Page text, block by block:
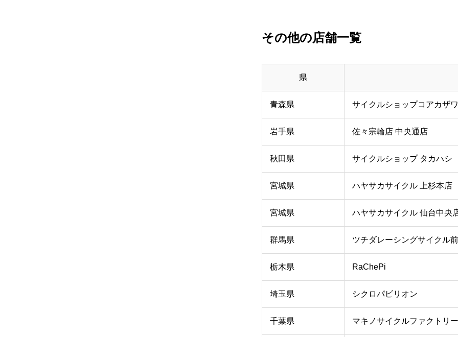
その他の店舗一覧
県
青森県 サイクルショップコアカザワ
岩手県 佐々宗輪店 中央通店
秋田県 サイクルショップ タカハシ
宮城県 ハヤサカサイクル 上杉本店
宮城県 ハヤサカサイクル 仙台中央
群馬県 ツチダレーシングサイクル
栃木県 RaChePi
埼玉県 シクロパビリオン
千葉県 マキノサイクルファクトリー